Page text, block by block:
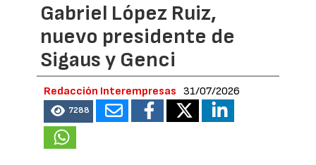
Gabriel López Ruiz,
nuevo presidente de
Sigaus y Genci
Redacción Interempresas 31/07/2026
7288